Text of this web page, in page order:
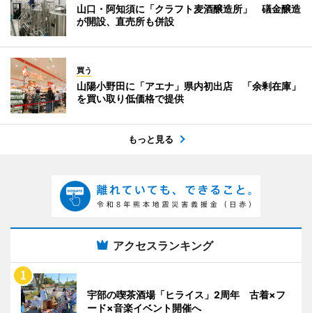
山口・阿知須に「クラフト麦酒醸造所」 礒金醸造
が開設、直売所も併設
買う
山陽小野田に「アエナ」県内初出店 「余剰在庫」
を買い取り低価格で提供
もっと見る
アクセスランキング
宇部の喫茶酒場「ヒライス」2周年 古着×フ
ード×音楽イベント開催へ